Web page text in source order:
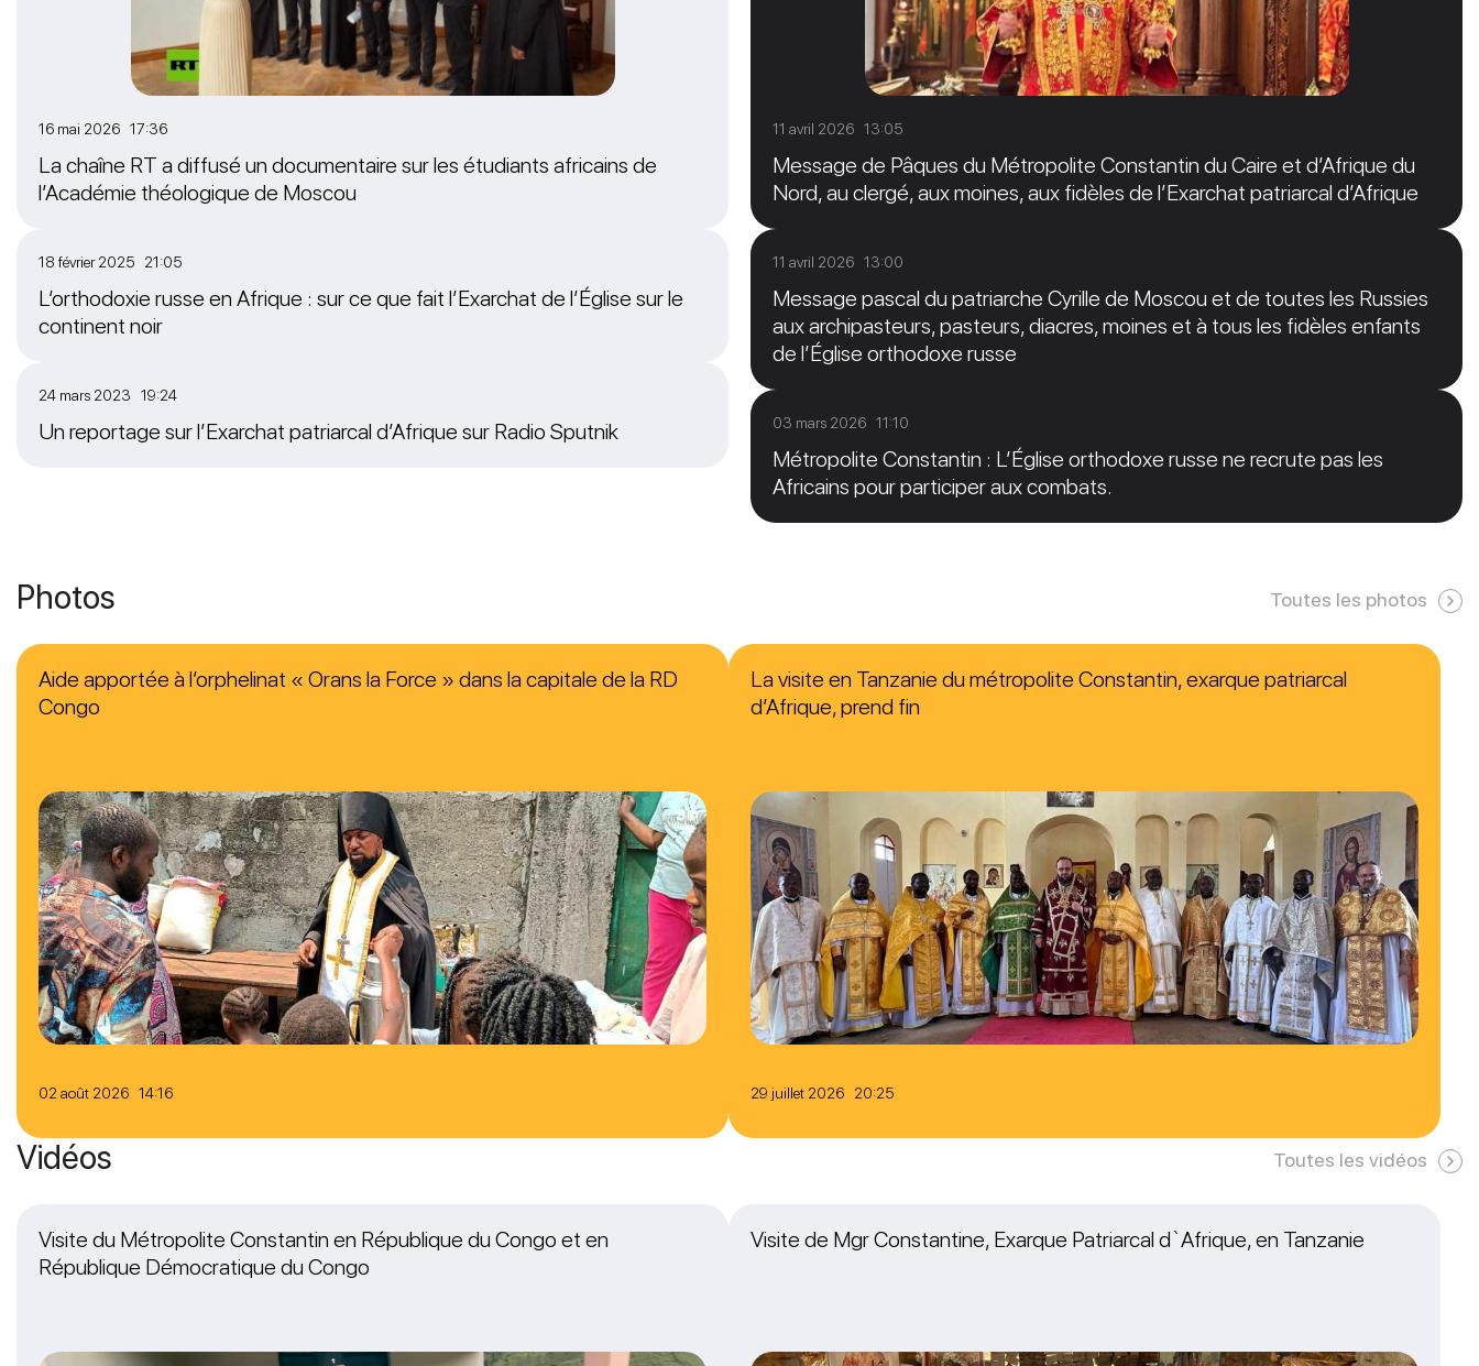
16 mai 2026 17:36
La chaîne RT a diffusé un documentaire sur les étudiants africains de
l’Académie théologique de Moscou
18 février 2025 21:05
L’orthodoxie russe en Afrique : sur ce que fait l’Exarchat de l’Église sur le
continent noir
24 mars 2023 19:24
Un reportage sur l’Exarchat patriarcal d’Afrique sur Radio Sputnik
11 avril 2026 13:05
Message de Pâques du Métropolite Constantin du Caire et d’Afrique du
Nord, au clergé, aux moines, aux fidèles de l’Exarchat patriarcal d’Afrique
11 avril 2026 13:00
Message pascal du patriarche Cyrille de Moscou et de toutes les Russies
aux archipasteurs, pasteurs, diacres, moines et à tous les fidèles enfants
de l’Église orthodoxe russe
03 mars 2026 11:10
Métropolite Constantin : L’Église orthodoxe russe ne recrute pas les
Africains pour participer aux combats.
Photos Toutes les photos
02 août 2026 14:16
Aide apportée à l’orphelinat « Orans la Force » dans la capitale de la RD
Congo
29 juillet 2026 20:25
La visite en Tanzanie du métropolite Constantin, exarque patriarcal
d’Afrique, prend fin
Vidéos Toutes les vidéos
Visite du Métropolite Constantin en République du Congo et en
République Démocratique du Congo
Visite de Mgr Constantine, Exarque Patriarcal d`Afrique, en Tanzanie